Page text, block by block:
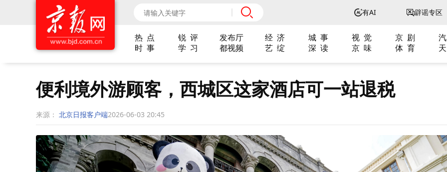
有AI 辟谣专区
热 点 锐 评 发布厅 经 济 城 事 视 觉 京 剧
时 事
学 习 都视频 艺 绽 深 读 京 味 体 育
便利境外游顾客，西城区这家酒店可一站退税
来源： 北京日报客户端2026-06-03 20:45